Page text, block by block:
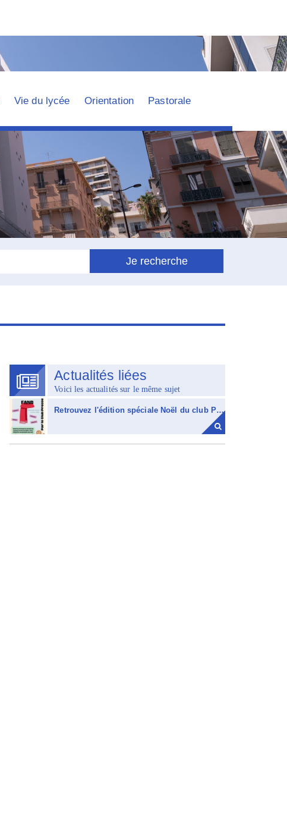
Vie du lycée Orientation Pastorale
Je recherche
Actualités liées
Voici les actualités sur le même sujet
Retrouvez l'édition spéciale Noël du club Presse